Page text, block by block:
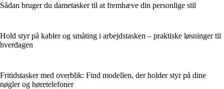
Sådan bruger du dametasker til at fremhæve din personlige stil
Hold styr på kabler og småting i arbejdstasken – praktiske løsninger til
hverdagen
Fritidstasker med overblik: Find modellen, der holder styr på dine
nøgler og høretelefoner